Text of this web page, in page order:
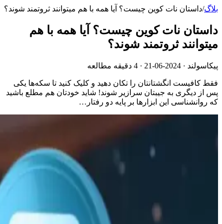
بلاگ/داستان نات کوین چیست؟ آیا همه با هم میتوانند ثروتمند شوند؟
داستان نات کوین چیست؟ آیا همه با هم
میتوانند ثروتمند شوند؟
پیکاسولند · 2024-06-21 · 4 دقیقه مطالعه
فقط کافیست انگشتانتان را تکان دهید و کلیک کنید تا سکه‌ها یکی
پس از دیگری به جیبتان سرازیر شوند! شاید خودتان هم مطلع باشید
که روانشناسی این ابزارها بر پایه دو رفتار…